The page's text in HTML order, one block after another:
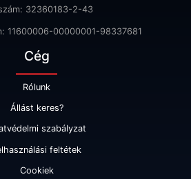
32360183-2-43
11600006-00000001-98337681
Cég
Rólunk
Állást keres?
szabályzat
feltétek
Cookiek